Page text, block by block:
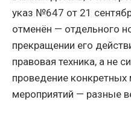
указ №647 от 21
отменён — отдельного
прекращении его
правовая техника, а не
проведение
мероприятий — разные